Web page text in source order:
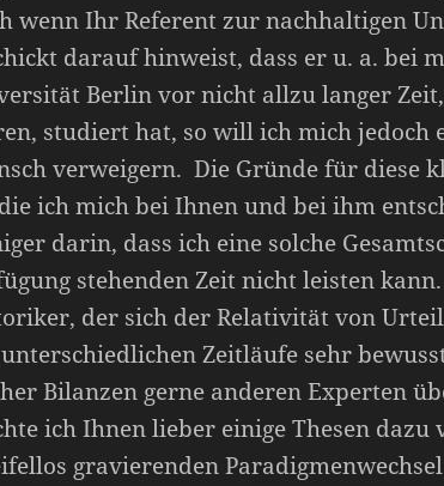
wenn Ihr Referent zur nachhaltigen
darauf hinweist, dass er u. a. bei
Berlin vor nicht allzu langer
studiert hat, so will ich mich jedoch
verweigern. Die Gründe für diese
ich mich bei Ihnen und bei ihm
darin, dass ich eine solche
stehenden Zeit nicht leisten
der sich der Relativität von
Zeitläufe sehr
Bilanzen gerne anderen Experten
ich Ihnen lieber einige Thesen dazu
gravierenden